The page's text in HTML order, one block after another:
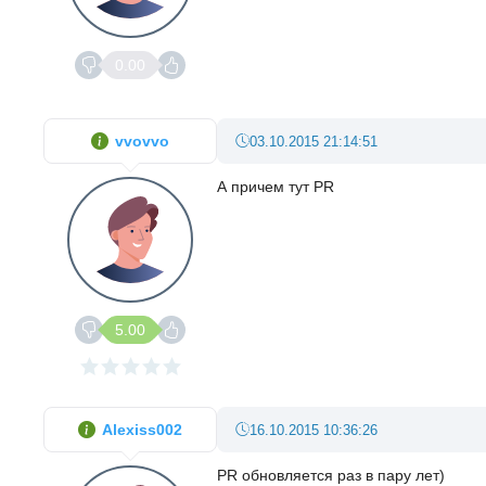
0.00
03.10.2015 21:14:51
А причем тут PR
vvovvo
5.00
16.10.2015 10:36:26
PR обновляется раз в пару лет)
Alexiss002